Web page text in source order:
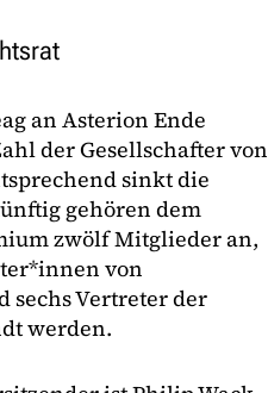
an Asterion Ende
der Gesellschafter von
sinkt die
gehören dem
zwölf Mitglieder an,
von
sechs Vertreter der
werden.